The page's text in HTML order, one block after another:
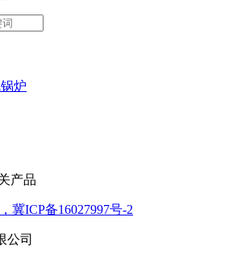
炉
产品
冀ICP备16027997号-2
公司